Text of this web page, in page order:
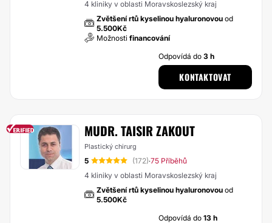
4 kliniky v oblasti Moravskoslezský kraj
Zvětšení rtů kyselinou hyaluronovou od
5.500Kč
Možnosti financování
Odpovídá do3 h
KONTAKTOVAT
MUDR. TAISIR ZAKOUT
Plastický chirurg
5 (172)·75 Příběhů
4 kliniky v oblasti Moravskoslezský kraj
Zvětšení rtů kyselinou hyaluronovou od
5.500Kč
Odpovídá do13 h